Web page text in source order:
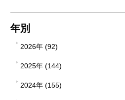
年別
2026年 (92)
2025年 (144)
2024年 (155)